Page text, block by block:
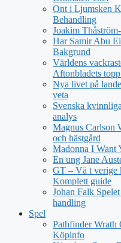
Ont i Ljumsken
Behandling
Joakim
Har Samir Abu
Bakgrund
Världens
Aftonbladets
Nya livet på
veta
Svenska
analys
Magnus Carlson
och hästgård
Madonna I Want
En ung Jane
GT – Vä t verige
Komplett guide
Johan Falk
handling
Spel
Pathfinder
Köpinfo